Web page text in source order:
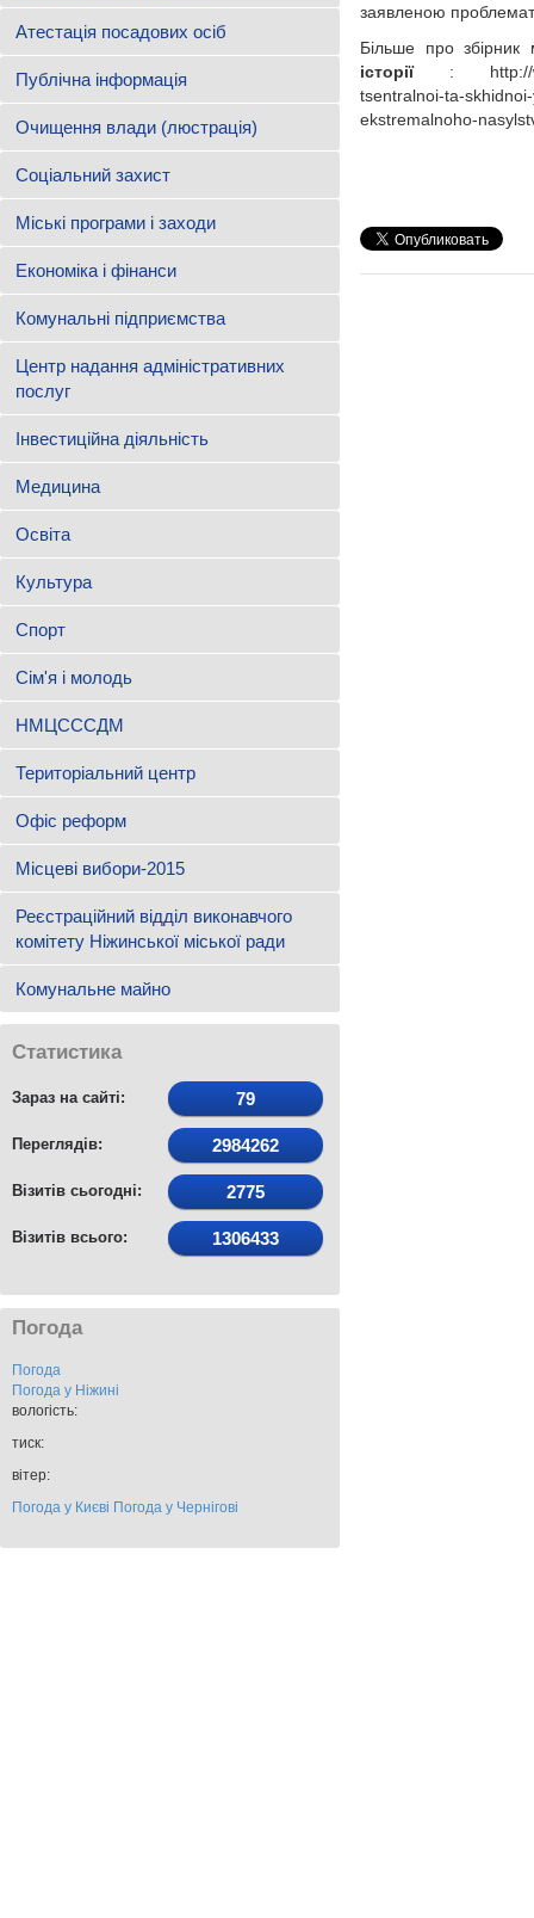
Атестація посадових осіб
Публічна інформація
Очищення влади (люстрація)
Соціальний захист
Міські програми і заходи
Економіка і фінанси
Комунальні підприємства
Центр надання адміністративних
послуг
Інвестиційна діяльність
Медицина
Освіта
Культура
Спорт
Сім'я і молодь
НМЦСССДМ
Територіальний центр
Офіс реформ
Місцеві вибори-2015
Реєстраційний відділ виконавчого
комітету Ніжинської міської ради
Комунальне майно
Статистика
Зараз на сайті: 79
Переглядів: 2984262
Візитів сьогодні: 2775
Візитів всього: 1306433
Погода
Погода
Погода у Ніжині
вологість:
тиск:
вітер:
Погода у Києві Погода у Чернігові
заявленою
Більше про
історії: http://
tsentralnoi-ta-
ekstremalnoho-